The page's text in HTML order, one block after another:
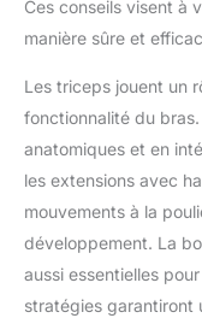
Ces conseils visent à
manière sûre et
Les triceps jouent un
fonctionnalité du
anatomiques et en
les extensions avec
mouvements à la
développement. La
aussi essentielles
stratégies garantiront